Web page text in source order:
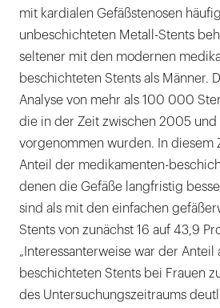
mit kardialen Gefäßstenosen
unbeschichteten Metall-Stents
seltener mit den modernen
beschichteten Stents als Männer.
Analyse von mehr als 100 000
die in der Zeit zwischen 2005
vorgenommen wurden. In diesem
Anteil der medikamenten-
denen die Gefäße langfristig
sind als mit den einfachen
Stents von zunächst 16 auf 43,9
„Interessanterweise war der
beschichteten Stents bei Frauen
des Untersuchungszeitraums